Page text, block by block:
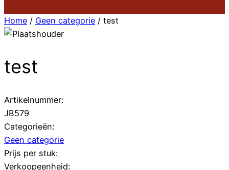
Home / Geen categorie / test
test
Artikelnummer:
JB579
Categorieën:
Geen categorie
Prijs per stuk:
Verkoopeenheid: